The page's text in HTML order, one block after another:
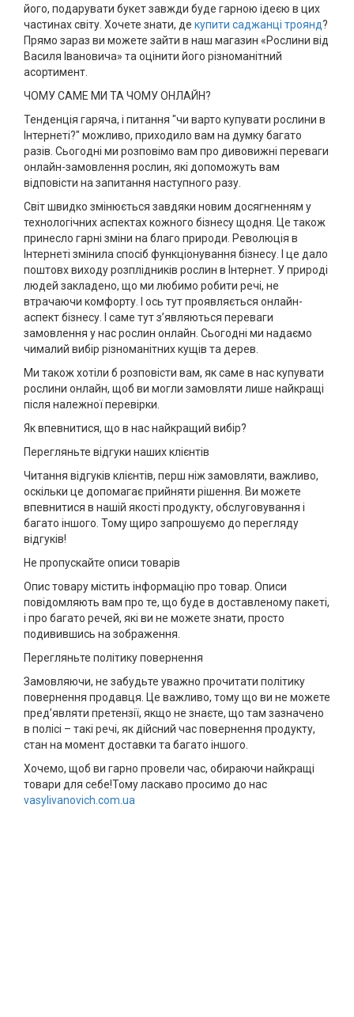
його, подарувати букет завжди буде гарною ідеєю в цих
частинах світу. Хочете знати, де купити саджанці троянд?
Прямо зараз ви можете зайти в наш магазин «Рослини від
Василя Івановича» та оцінити його різноманітний
асортимент.
ЧОМУ САМЕ МИ ТА ЧОМУ ОНЛАЙН?
Тенденція гаряча, і питання "чи варто купувати рослини в
Інтернеті?" можливо, приходило вам на думку багато
разів. Сьогодні ми розповімо вам про дивовижні переваги
онлайн-замовлення рослин, які допоможуть вам
відповісти на запитання наступного разу.
Світ швидко змінюється завдяки новим досягненням у
технологічних аспектах кожного бізнесу щодня. Це також
принесло гарні зміни на благо природи. Революція в
Інтернеті змінила спосіб функціонування бізнесу. І це дало
поштовх виходу розплідників рослин в Інтернет. У природі
людей закладено, що ми любимо робити речі, не
втрачаючи комфорту. І ось тут проявляється онлайн-
аспект бізнесу. І саме тут з’являються переваги
замовлення у нас рослин онлайн. Сьогодні ми надаємо
чималий вибір різноманітних кущів та дерев.
Ми також хотіли б розповісти вам, як саме в нас купувати
рослини онлайн, щоб ви могли замовляти лише найкращі
після належної перевірки.
Як впевнитися, що в нас найкращий вибір?
Перегляньте відгуки наших клієнтів
Читання відгуків клієнтів, перш ніж замовляти, важливо,
оскільки це допомагає прийняти рішення. Ви можете
впевнитися в нашій якості продукту, обслуговування і
багато іншого. Тому щиро запрошуємо до перегляду
відгуків!
Не пропускайте описи товарів
Опис товару містить інформацію про товар. Описи
повідомляють вам про те, що буде в доставленому пакеті,
і про багато речей, які ви не можете знати, просто
подивившись на зображення.
Перегляньте політику повернення
Замовляючи, не забудьте уважно прочитати політику
повернення продавця. Це важливо, тому що ви не можете
пред’являти претензії, якщо не знаєте, що там зазначено
в полісі – такі речі, як дійсний час повернення продукту,
стан на момент доставки та багато іншого.
Хочемо, щоб ви гарно провели час, обираючи найкращі
товари для себе!Тому ласкаво просимо до нас
vasylivanovich.com.ua